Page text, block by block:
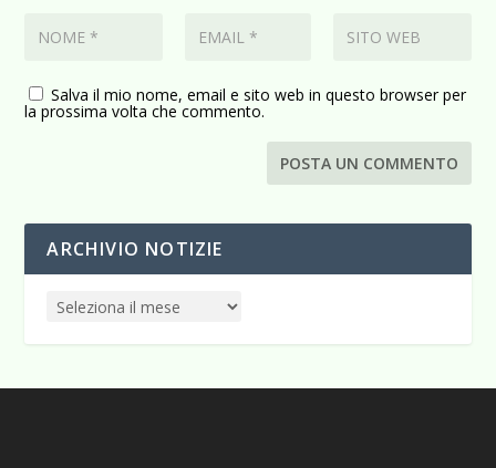
Salva il mio nome, email e sito web in questo browser per
la prossima volta che commento.
ARCHIVIO NOTIZIE